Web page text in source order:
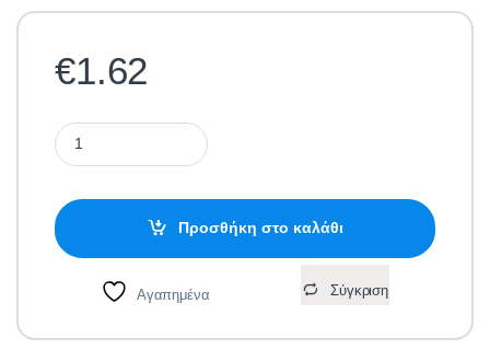
€1.62
Πλαίσιο Lecce Διπλό Ασημί Μεταλλικό quantity
Προσθήκη στο καλάθι
Αγαπημένα Σύγκριση